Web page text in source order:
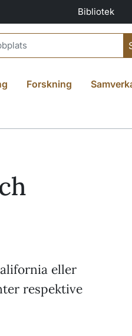
Bibliotek
Forskning
eller
respektive